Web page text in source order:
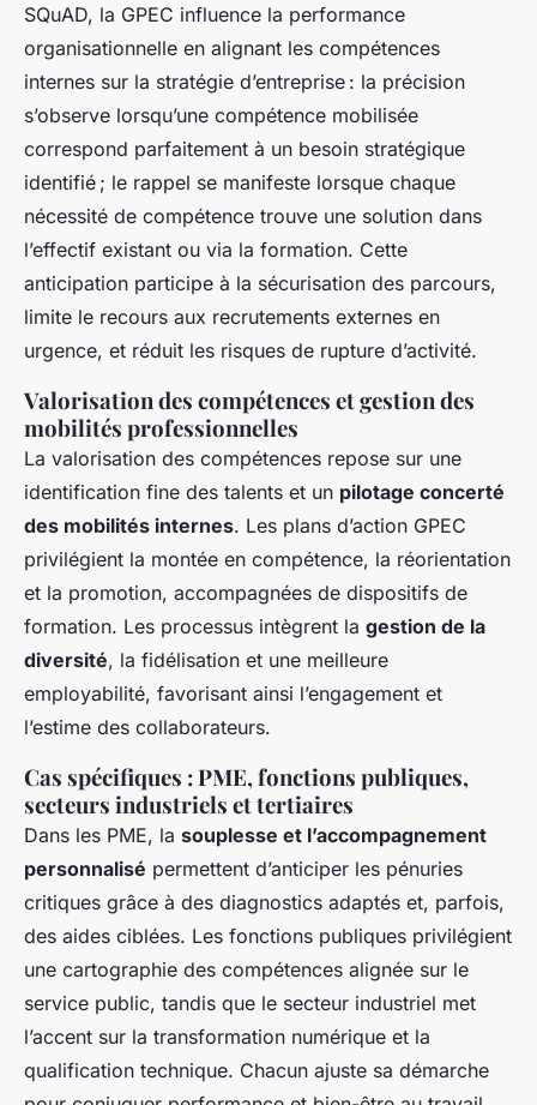
SQuAD, la GPEC influence la performance
organisationnelle en alignant les compétences
internes sur la stratégie d’entreprise : la précision
s’observe lorsqu’une compétence mobilisée
correspond parfaitement à un besoin stratégique
identifié ; le rappel se manifeste lorsque chaque
nécessité de compétence trouve une solution dans
l’effectif existant ou via la formation. Cette
anticipation participe à la sécurisation des parcours,
limite le recours aux recrutements externes en
urgence, et réduit les risques de rupture d’activité.
Valorisation des compétences et gestion des
mobilités professionnelles
La valorisation des compétences repose sur une
identification fine des talents et un pilotage concerté
des mobilités internes. Les plans d’action GPEC
privilégient la montée en compétence, la réorientation
et la promotion, accompagnées de dispositifs de
formation. Les processus intègrent la gestion de la
diversité, la fidélisation et une meilleure
employabilité, favorisant ainsi l’engagement et
l’estime des collaborateurs.
Cas spécifiques : PME, fonctions publiques,
secteurs industriels et tertiaires
Dans les PME, la souplesse et l’accompagnement
personnalisé permettent d’anticiper les pénuries
critiques grâce à des diagnostics adaptés et, parfois,
des aides ciblées. Les fonctions publiques privilégient
une cartographie des compétences alignée sur le
service public, tandis que le secteur industriel met
l’accent sur la transformation numérique et la
qualification technique. Chacun ajuste sa démarche